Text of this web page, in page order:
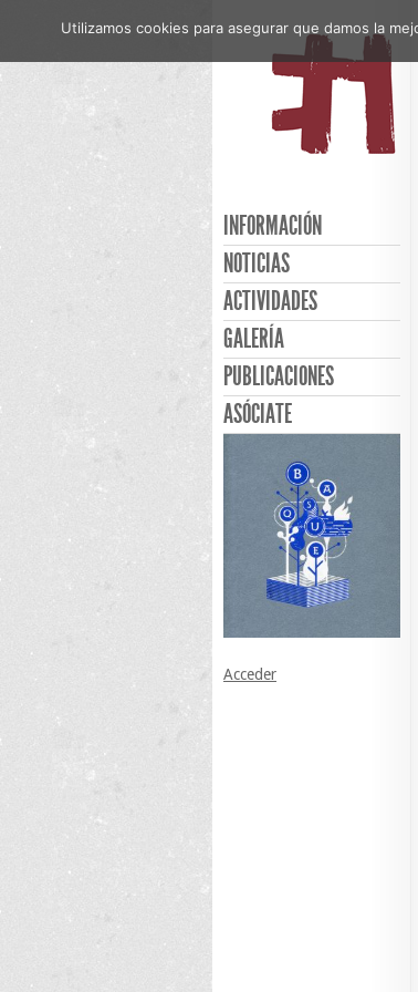
INFORMACIÓN
NOTICIAS
ACTIVIDADES
GALERÍA
PUBLICACIONES
ASÓCIATE
Acceder
Utilizamos cookies para asegurar que damos la